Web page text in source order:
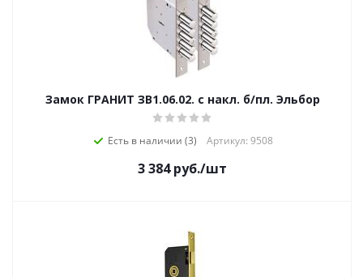
Замок ГРАНИТ ЗВ1.06.02. с накл. б/пл. Эльбор
Есть в наличии (3) Артикул: 9508
3 384руб./шт